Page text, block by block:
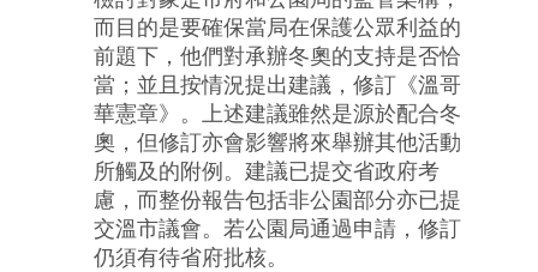
而目的是要確保當局在保護公眾利益的
前題下，他們對承辦冬奧的支持是否恰
當；並且按情況提出建議，修訂《溫哥
華憲章》。上述建議雖然是源於配合冬
奧，但修訂亦會影響將來舉辦其他活動
所觸及的附例。建議已提交省政府考
慮，而整份報告包括非公園部分亦已提
交溫市議會。若公園局通過申請，修訂
仍須有待省府批核。